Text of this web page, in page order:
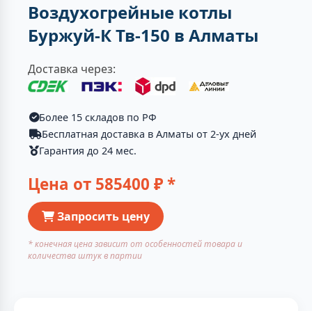
Воздухогрейные котлы
Буржуй-К Тв-150 в Алматы
Доставка через:
Более 15 складов по РФ
Бесплатная доставка в Алматы от 2-ух дней
Гарантия до 24 мес.
Цена от 585400 ₽ *
Запросить цену
* конечная цена зависит от особенностей товара и
количества штук в партии